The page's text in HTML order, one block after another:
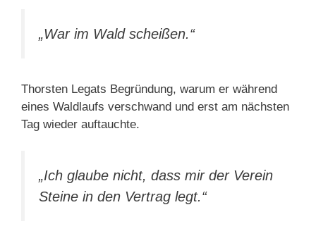
„War im Wald scheißen.“
Thorsten Legats Begründung, warum er während
eines Waldlaufs verschwand und erst am nächsten
Tag wieder auftauchte.
„Ich glaube nicht, dass mir der Verein
Steine in den Vertrag legt.“